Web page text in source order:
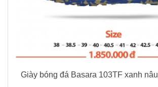
Giày bóng đá Basara 103TF xanh nâu